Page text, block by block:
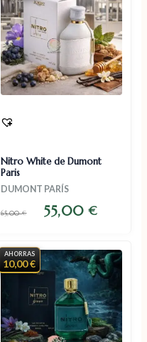
Nitro White de Dumont
Paris
DUMONT PARÍS
65,00€ 55,00€
AHORRAS
10,00 €